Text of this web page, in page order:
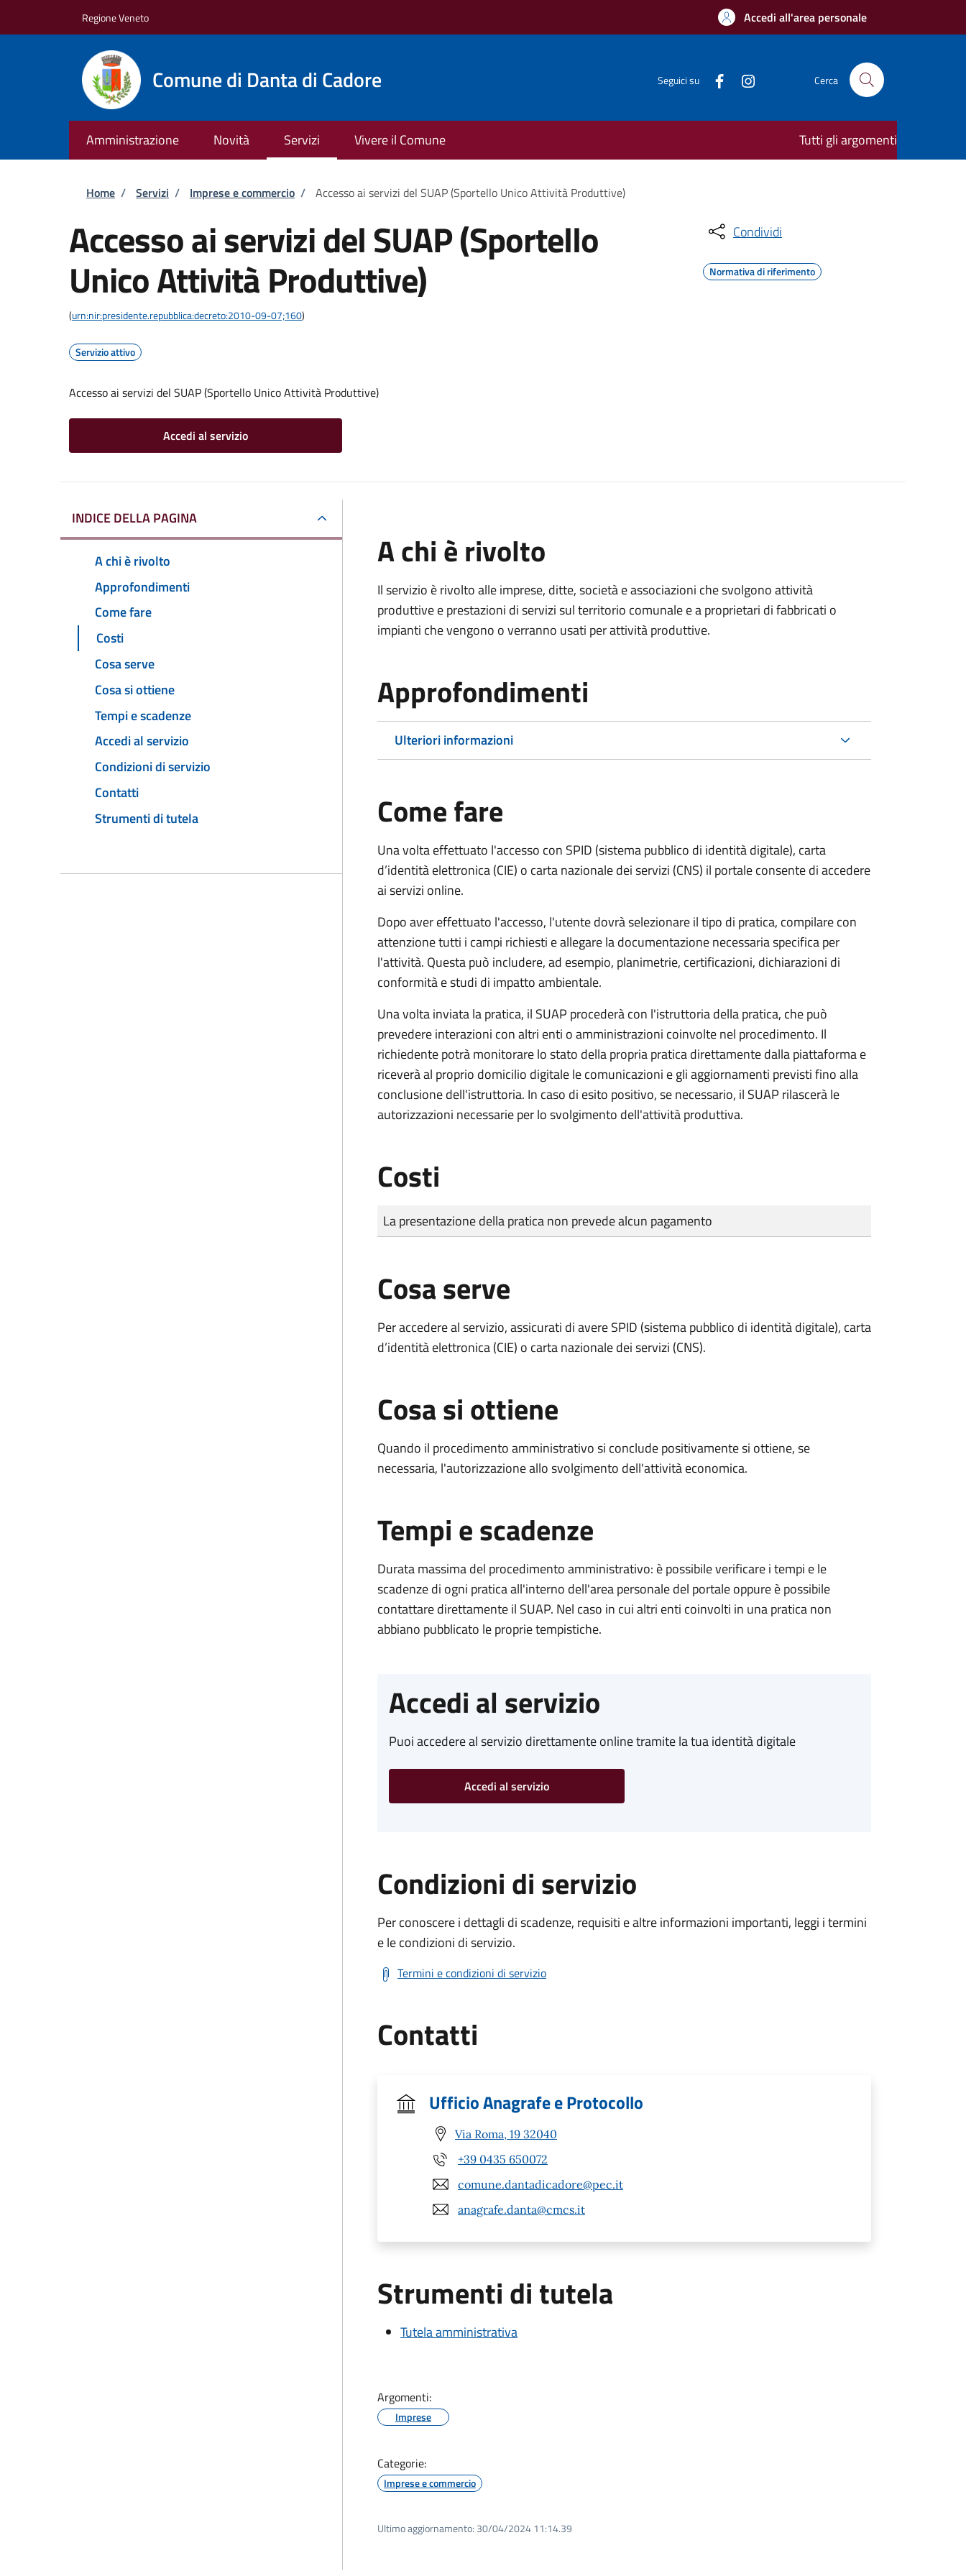
Regione Veneto Accedi all'area personale
Comune di Danta di Cadore Seguici su Cerca
Amministrazione Novità Servizi Vivere il Comune Tutti gli argomenti
Briciole di pane
Home / Servizi / Imprese e commercio / Accesso ai servizi del SUAP (Sportello Unico Attività Produttive)
Accesso ai servizi del SUAP (Sportello
Unico Attività Produttive)
(urn:nir:presidente.repubblica:decreto:2010-09-07;160)
Servizio attivo
Accesso ai servizi del SUAP (Sportello Unico Attività Produttive)
Accedi al servizio
Condividi
Normativa di riferimento
INDICE DELLA PAGINA
A chi è rivolto
Approfondimenti
Come fare
Costi
Cosa serve
Cosa si ottiene
Tempi e scadenze
Accedi al servizio
Condizioni di servizio
Contatti
Strumenti di tutela
A chi è rivolto
Il servizio è rivolto alle imprese, ditte, società e associazioni che svolgono attività
produttive e prestazioni di servizi sul territorio comunale e a proprietari di fabbricati o
impianti che vengono o verranno usati per attività produttive.
Approfondimenti
Ulteriori informazioni
Come fare
Una volta effettuato l'accesso con SPID (sistema pubblico di identità digitale), carta
d’identità elettronica (CIE) o carta nazionale dei servizi (CNS) il portale consente di accedere
ai servizi online.
Dopo aver effettuato l'accesso, l'utente dovrà selezionare il tipo di pratica, compilare con
attenzione tutti i campi richiesti e allegare la documentazione necessaria specifica per
l'attività. Questa può includere, ad esempio, planimetrie, certificazioni, dichiarazioni di
conformità e studi di impatto ambientale.
Una volta inviata la pratica, il SUAP procederà con l'istruttoria della pratica, che può
prevedere interazioni con altri enti o amministrazioni coinvolte nel procedimento. Il
richiedente potrà monitorare lo stato della propria pratica direttamente dalla piattaforma e
riceverà al proprio domicilio digitale le comunicazioni e gli aggiornamenti previsti fino alla
conclusione dell'istruttoria. In caso di esito positivo, se necessario, il SUAP rilascerà le
autorizzazioni necessarie per lo svolgimento dell'attività produttiva.
Costi
Tipo di pagamento
Importo
La presentazione della pratica non prevede alcun pagamento
Cosa serve
Per accedere al servizio, assicurati di avere SPID (sistema pubblico di identità digitale), carta
d’identità elettronica (CIE) o carta nazionale dei servizi (CNS).
Cosa si ottiene
Quando il procedimento amministrativo si conclude positivamente si ottiene, se
necessaria, l'autorizzazione allo svolgimento dell'attività economica.
Tempi e scadenze
Durata massima del procedimento amministrativo: è possibile verificare i tempi e le
scadenze di ogni pratica all'interno dell'area personale del portale oppure è possibile
contattare direttamente il SUAP. Nel caso in cui altri enti coinvolti in una pratica non
abbiano pubblicato le proprie tempistiche.
Accedi al servizio
Puoi accedere al servizio direttamente online tramite la tua identità digitale
Accedi al servizio
Condizioni di servizio
Per conoscere i dettagli di scadenze, requisiti e altre informazioni importanti, leggi i termini
e le condizioni di servizio.
Termini e condizioni di servizio
Contatti
Ufficio Anagrafe e Protocollo
Via Roma, 19 32040
+39 0435 650072
comune.dantadicadore@pec.it
anagrafe.danta@cmcs.it
Strumenti di tutela
Tutela amministrativa
Argomenti:
Imprese
Categorie:
Imprese e commercio
Ultimo aggiornamento: 30/04/2024 11:14.39